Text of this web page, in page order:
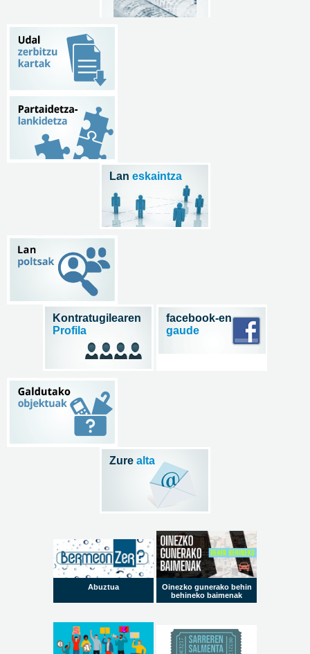
Abuztua
Oinezko gunerako behin
behineko baimenak
Lan eskaintza
Kontratugilearen
Profila
facebook-en
gaude
Zure alta